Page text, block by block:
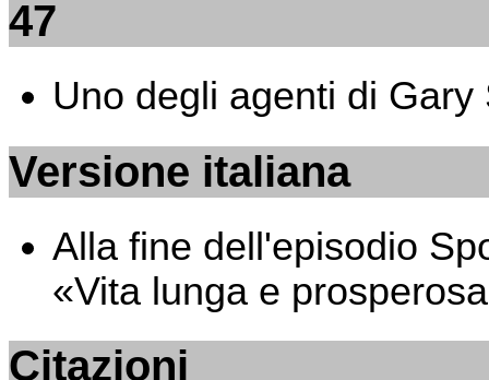
47
Uno degli agenti di
Versione italiana
Alla fine dell'episodio
«Vita lunga e
Citazioni